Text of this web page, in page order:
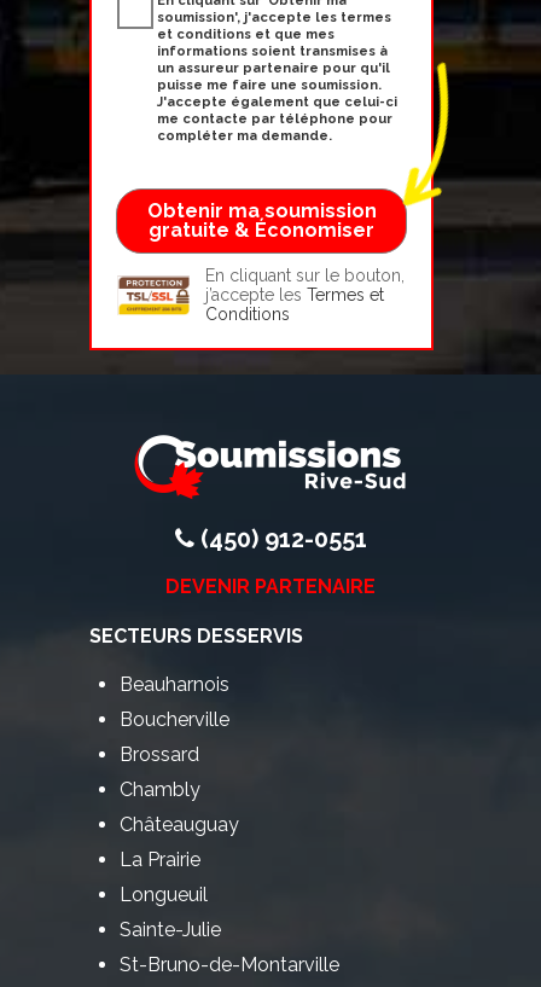
soumission', j'accepte les termes
et conditions et que mes
informations soient transmises à
un assureur partenaire pour qu'il
puisse me faire une soumission.
J'accepte également que celui-ci
me contacte par téléphone pour
compléter ma demande.
En cliquant sur le bouton,
j’accepte les Termes et
Conditions
(450) 912-0551
DEVENIR PARTENAIRE
SECTEURS DESSERVIS
Beauharnois
Boucherville
Brossard
Chambly
Châteauguay
La Prairie
Longueuil
Sainte-Julie
St-Bruno-de-Montarville